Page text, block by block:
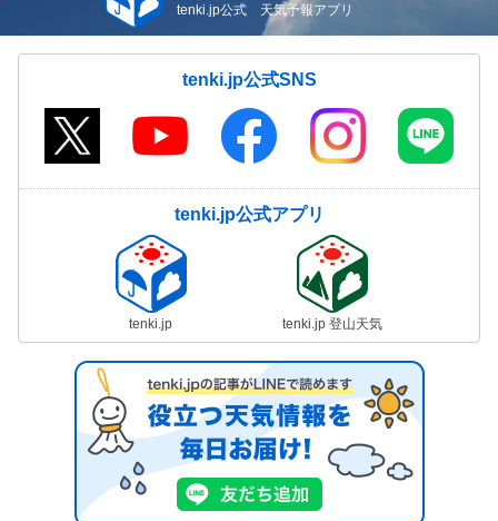
tenki.jp公式 天気予報アプリ
tenki.jp公式SNS
tenki.jp公式アプリ
tenki.jp tenki.jp 登山天気